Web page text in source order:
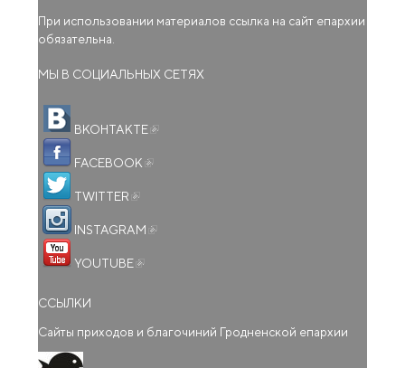
При использовании материалов ссылка на сайт епархии
обязательна.
МЫ В СОЦИАЛЬНЫХ СЕТЯХ
ВКОНТАКТЕ
FACEBOOK
TWITTER
INSTAGRAM
YOUTUBE
ССЫЛКИ
Сайты приходов и благочиний Гродненской епархии